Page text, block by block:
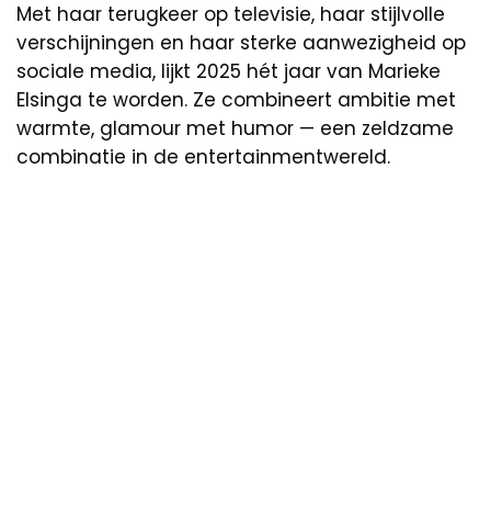
Met haar terugkeer op televisie, haar stijlvolle
verschijningen en haar sterke aanwezigheid op
sociale media, lijkt 2025 hét jaar van Marieke
Elsinga te worden. Ze combineert ambitie met
warmte, glamour met humor — een zeldzame
combinatie in de entertainmentwereld.